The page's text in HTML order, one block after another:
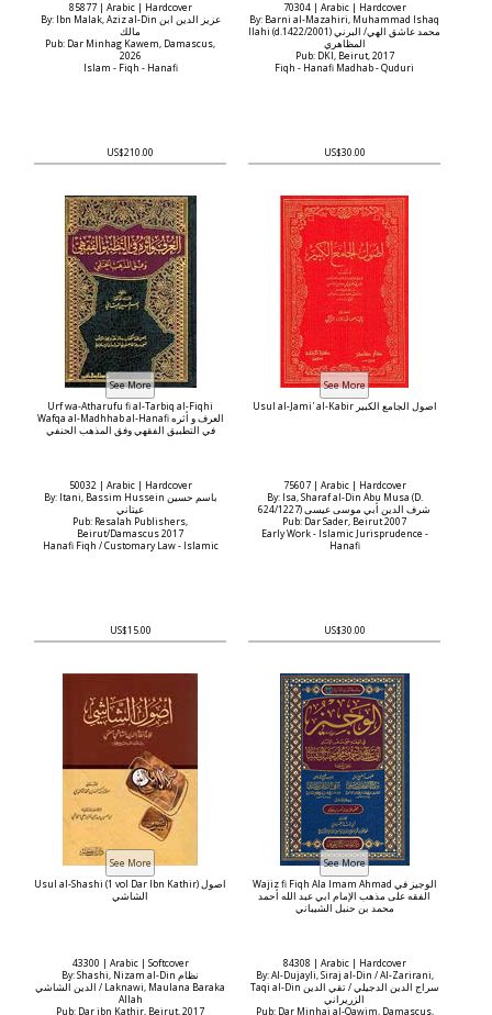
85877 | Arabic | Hardcover
By: Ibn Malak, Aziz al-Din عزيز الدين ابن
مالك
Pub: Dar Minhag Kawem, Damascus,
2026
Islam - Fiqh - Hanafi
US$210.00
70304 | Arabic | Hardcover
By: Barni al-Mazahiri, Muhammad Ishaq
Ilahi (d.1422/2001) محمد عاشق الهي/ البرني
المظاهري
Pub: DKI, Beirut, 2017
Fiqh - Hanafi Madhab - Quduri
US$30.00
Urf wa-Atharufu fi al-Tarbiq al-Fiqhi
Wafqa al-Madhhab al-Hanafi العرف و أثره
في التطبيق الفقهي وفق المذهب الحنفي
50032 | Arabic | Hardcover
By: Itani, Bassim Hussein باسم حسين
عيتاني
Pub: Resalah Publishers,
Beirut/Damascus 2017
Hanafi Fiqh / Customary Law - Islamic
US$15.00
Usul al-Jami' al-Kabir أصول الجامع الكبير
75607 | Arabic | Hardcover
By: Isa, Sharaf al-Din Abu Musa (D.
624/1227) شرف الدين أبي موسى عيسى
Pub: Dar Sader, Beirut 2007
Early Work - Islamic Jurisprudence -
Hanafi
US$30.00
Usul al-Shashi (1 vol Dar Ibn Kathir) اصول
الشاشي
43300 | Arabic | Softcover
By: Shashi, Nizam al-Din نظام
الدين الشاشي / Laknawi, Maulana Baraka
Allah
Pub: Dar ibn Kathir, Beirut, 2017
Wajiz fi Fiqh Ala Imam Ahmad الوجيز في
الفقه على مذهب الإمام ابي عبد الله أحمد
محمد بن حنبل الشيباني
84308 | Arabic | Hardcover
By: Al-Dujayli, Siraj al-Din / Al-Zarirani,
Taqi al-Din سراج الدين الدجيلي / تقي الدين
الزريراني
Pub: Dar Minhaj al-Qawim, Damascus,